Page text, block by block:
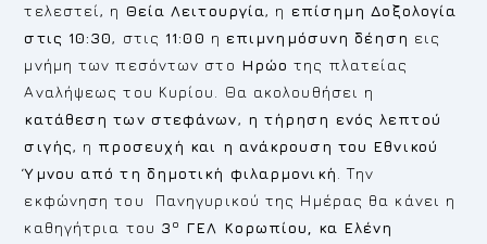
τελεστεί, η Θεία Λειτουργία, η επίσημη Δοξολογία
στις 10:30, στις 11:00 η επιμνημόσυνη δέηση εις
μνήμη των πεσόντων στο Ηρώοτης πλατείας
Αναλήψεως του Κυρίου. Θα ακολουθήσει η
κατάθεση των στεφάνων, η τήρηση ενός λεπτού
σιγής, η προσευχή και η ανάκρουση του Εθνικού
Ύμνου από τη δημοτική φιλαρμονική . Την
εκφώνηση του Πανηγυρικού της Ημέρας θα κάνει η
καθηγήτρια του 3 ο
ΓΕΛ Κορωπίου, κα Ελένη